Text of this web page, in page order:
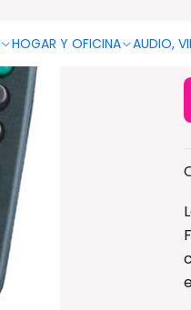
HOGAR Y OFICINA AUDIO,